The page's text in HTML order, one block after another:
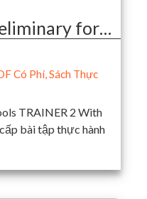
for…
Có Phí,Sách Thực
TRAINER 2 With
bài tập thực hành